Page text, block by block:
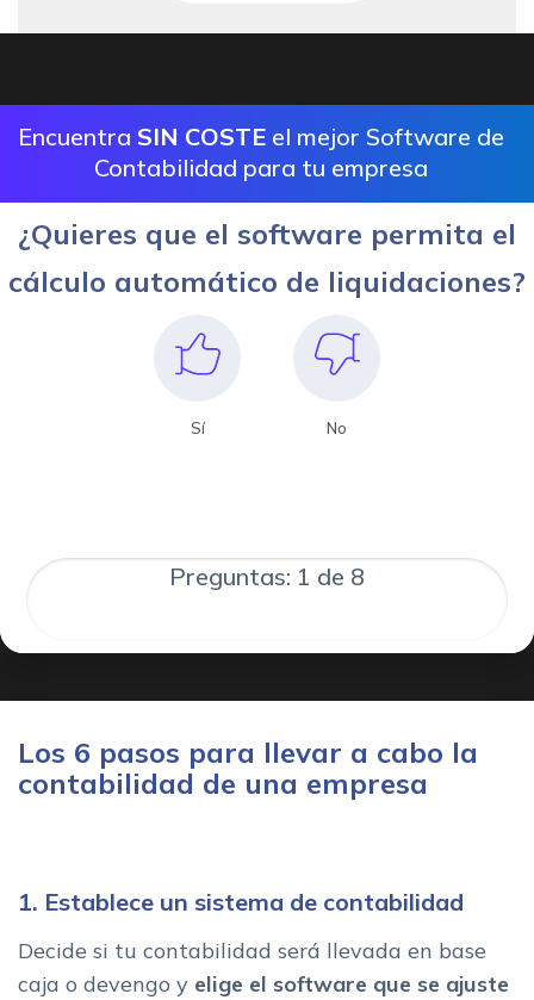
Encuentra SIN COSTE el mejor Software de
Contabilidad para tu empresa
¿Quieres que el software permita el
cálculo automático de liquidaciones?
Sí No
Preguntas: 1 de 8
Los 6 pasos para llevar a cabo la
contabilidad de una empresa
1. Establece un sistema de contabilidad
Decide si tu contabilidad será llevada en base
caja o devengo y elige el software que se ajuste